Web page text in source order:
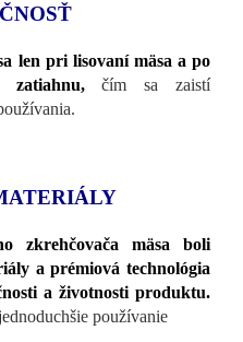
len pri lisovaní mäsa a po
zatiahnu,čím sa zaistí
zkrehčovača mäsa boli
a prémiová technológia
a životnosti produktu.
používanie